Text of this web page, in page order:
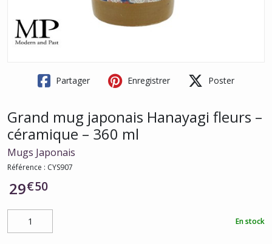
Partager Enregistrer Poster
Grand mug japonais Hanayagi fleurs –
céramique – 360 ml
Mugs Japonais
Référence : CYS907
29€50
En stock